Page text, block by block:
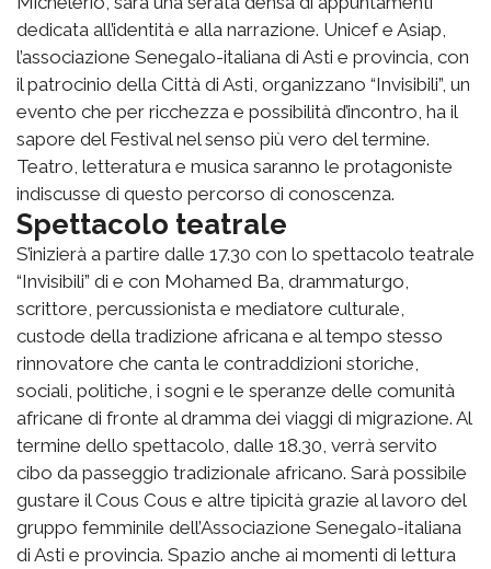
dedicata all’identità e alla narrazione. Unicef e Asiap,
l’associazione Senegalo-italiana di Asti e provincia, con
il patrocinio della Città di Asti, organizzano “Invisibili”, un
evento che per ricchezza e possibilità d’incontro, ha il
sapore del Festival nel senso più vero del termine.
Teatro, letteratura e musica saranno le protagoniste
indiscusse di questo percorso di conoscenza.
Spettacolo teatrale
S’inizierà a partire dalle 17.30 con lo spettacolo teatrale
“Invisibili” di e con Mohamed Ba, drammaturgo,
scrittore, percussionista e mediatore culturale,
custode della tradizione africana e al tempo stesso
rinnovatore che canta le contraddizioni storiche,
sociali, politiche, i sogni e le speranze delle comunità
africane di fronte al dramma dei viaggi di migrazione. Al
termine dello spettacolo, dalle 18.30, verrà servito
cibo da passeggio tradizionale africano. Sarà possibile
gustare il Cous Cous e altre tipicità grazie al lavoro del
gruppo femminile dell’Associazione Senegalo-italiana
di Asti e provincia. Spazio anche ai momenti di lettura